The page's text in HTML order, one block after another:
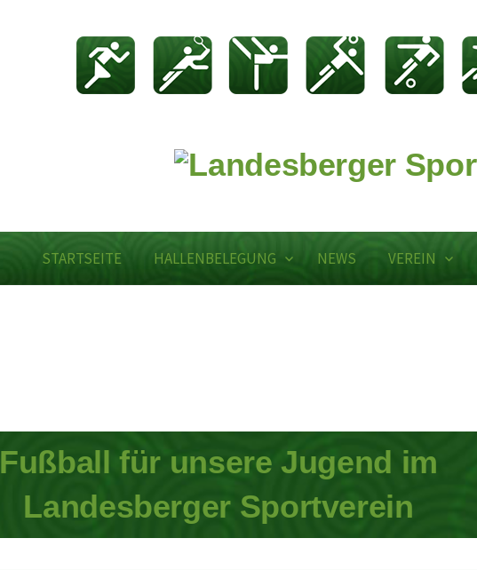
STARTSEITE HALLENBELEGUNG NEWS VEREIN
Fußball für unsere Jugend im
Landesberger Sportverein